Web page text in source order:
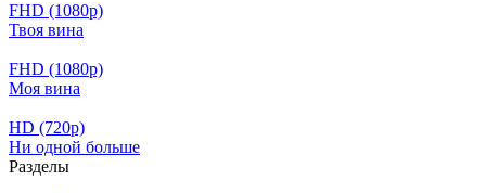
FHD (1080p)
Твоя вина
FHD (1080p)
Моя вина
HD (720p)
Ни одной больше
Разделы